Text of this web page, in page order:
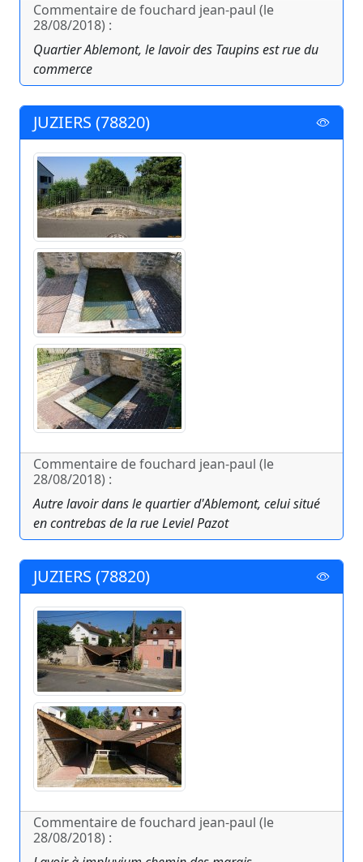
Commentaire de fouchard jean-paul (le
28/08/2018) :
Quartier Ablemont, le lavoir des Taupins est rue du
commerce
JUZIERS (78820)
Commentaire de fouchard jean-paul (le
28/08/2018) :
Autre lavoir dans le quartier d'Ablemont, celui situé
en contrebas de la rue Leviel Pazot
JUZIERS (78820)
Commentaire de fouchard jean-paul (le
28/08/2018) :